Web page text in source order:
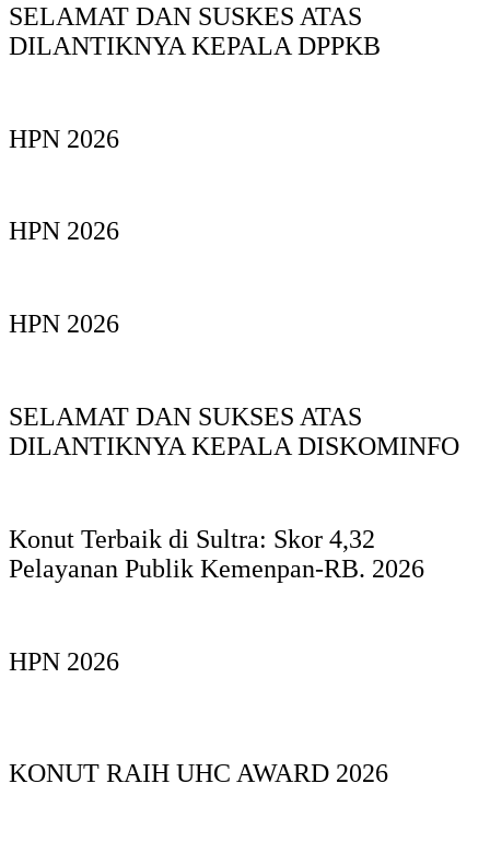
SELAMAT DAN SUSKES ATAS
DILANTIKNYA KEPALA DPPKB
HPN 2026
HPN 2026
HPN 2026
SELAMAT DAN SUKSES ATAS
DILANTIKNYA KEPALA DISKOMINFO
Konut Terbaik di Sultra: Skor 4,32
Pelayanan Publik Kemenpan-RB. 2026
HPN 2026
KONUT RAIH UHC AWARD 2026